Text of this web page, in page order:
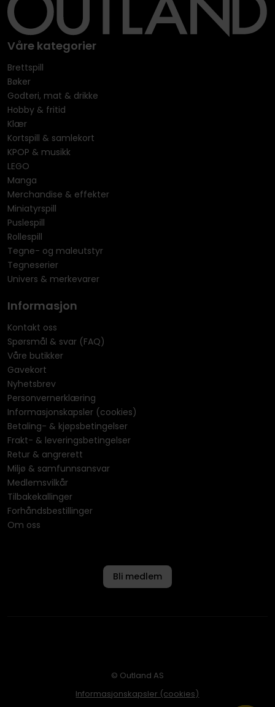
Våre kategorier
Brettspill
Bøker
Godteri, mat & drikke
Hobby & fritid
Klær
Kortspill & samlekort
KPOP & musikk
LEGO
Manga
Merchandise & effekter
Miniatyrspill
Puslespill
Rollespill
Tegne- og maleutstyr
Tegneserier
Univers & merkevarer
Informasjon
Kontakt oss
Spørsmål & svar (FAQ)
Våre butikker
Gavekort
Nyhetsbrev
Personvernerklæring
Informasjonskapsler (cookies)
Betaling- & kjøpsbetingelser
Frakt- & leveringsbetingelser
Retur & angrerett
Miljø & samfunnsansvar
Medlemsvilkår
Tilbakekallinger
Forhåndsbestillinger
Om oss
Bli medlem
© Outland AS
Informasjonskapsler (cookies)